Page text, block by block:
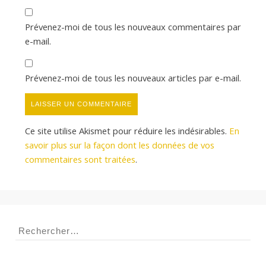
Prévenez-moi de tous les nouveaux commentaires par
e-mail.
Prévenez-moi de tous les nouveaux articles par e-mail.
Ce site utilise Akismet pour réduire les indésirables. En
savoir plus sur la façon dont les données de vos
commentaires sont traitées.
Rechercher :